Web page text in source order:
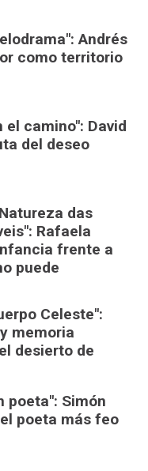
Andrés
como territorio
el camino": David
del deseo
das
Rafaela
frente a
puede
Celeste":
memoria
desierto de
poeta": Simón
poeta más feo